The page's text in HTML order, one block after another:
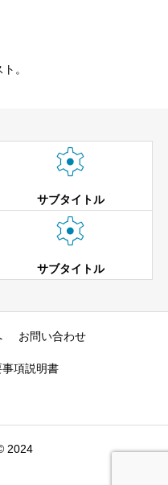
。

サブタイトル

サブタイトル
お問い合わせ
事項説明書
2024